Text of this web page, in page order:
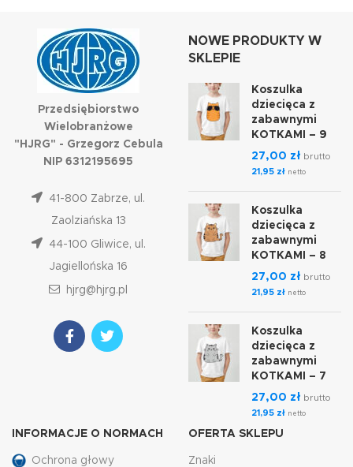
Przedsiębiorstwo
Wielobranżowe
"HJRG" - Grzegorz Cebula
NIP 6312195695
41-800 Zabrze, ul.
Zaolziańska 13
44-100 Gliwice, ul.
Jagiellońska 16
hjrg@hjrg.pl
NOWE PRODUKTY W
SKLEPIE
Koszulka
dziecięca z
zabawnymi
KOTKAMI – 9
27,00 zł brutto
21,95 zł netto
Koszulka
dziecięca z
zabawnymi
KOTKAMI – 8
27,00 zł brutto
21,95 zł netto
Koszulka
dziecięca z
zabawnymi
KOTKAMI – 7
27,00 zł brutto
21,95 zł netto
INFORMACJE O NORMACH
Ochrona głowy
OFERTA SKLEPU
Znaki